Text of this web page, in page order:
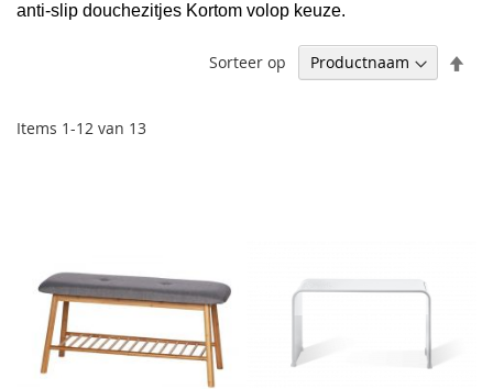
anti-slip douchezitjes Kortom volop keuze.
Items 1-12 van 13
Sorteer op